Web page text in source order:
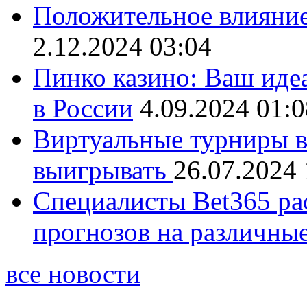
Положительное
2.12.2024 03:04
Пинко казино: Ваш
в России 4.09.2024
Виртуальные турниры
выигрывать 26.07.2024
Специалисты Bet365
прогнозов на
все новости